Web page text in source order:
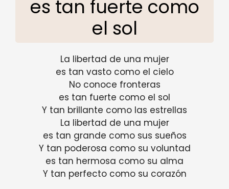
es tan fuerte como
el sol
La libertad de una mujer
es tan vasto como el cielo
No conoce fronteras
es tan fuerte como el sol
Y tan brillante como las estrellas
La libertad de una mujer
es tan grande como sus sueños
Y tan poderosa como su voluntad
es tan hermosa como su alma
Y tan perfecto como su corazón